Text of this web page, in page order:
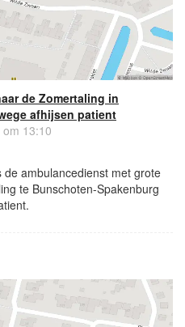
de Zomertaling in
afhijsen patient
13:10
ambulancedienst met grote
te Bunschoten-Spakenburg